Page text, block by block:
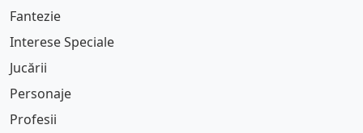
Fantezie
Interese Speciale
Jucării
Personaje
Profesii